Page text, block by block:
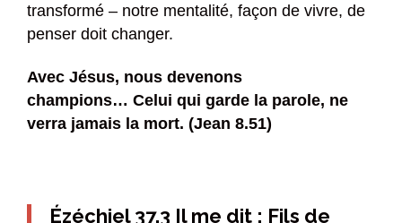
transformé – notre mentalité, façon de vivre, de
penser doit changer.
Avec Jésus, nous devenons
champions… Celui qui garde la parole, ne
verra jamais la mort. (Jean 8.51)
Ézéchiel 37.3 Il me dit : Fils de